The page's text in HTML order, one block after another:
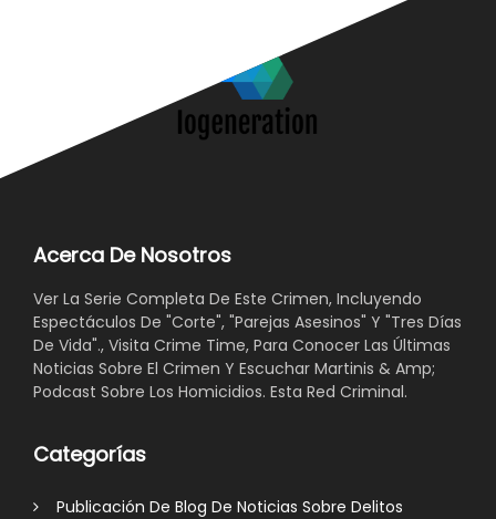
Acerca De Nosotros
Ver La Serie Completa De Este Crimen, Incluyendo
Espectáculos De "Corte", "Parejas Asesinos" Y "Tres Días
De Vida"., Visita Crime Time, Para Conocer Las Últimas
Noticias Sobre El Crimen Y Escuchar Martinis & Amp;
Podcast Sobre Los Homicidios. Esta Red Criminal.
Categorías
Publicación De Blog De Noticias Sobre Delitos